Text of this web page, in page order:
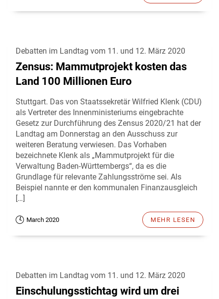
Debatten im Landtag vom 11. und 12. März 2020
Zensus: Mammutprojekt kosten das
Land 100 Millionen Euro
Stuttgart. Das von Staatssekretär Wilfried Klenk (CDU)
als Vertreter des Innenministeriums eingebrachte
Gesetz zur Durchführung des Zensus 2020/21 hat der
Landtag am Donnerstag an den Ausschuss zur
weiteren Beratung verwiesen. Das Vorhaben
bezeichnete Klenk als „Mammutprojekt für die
Verwaltung Baden-Württembergs“, da es die
Grundlage für relevante Zahlungsströme sei. Als
Beispiel nannte er den kommunalen Finanzausgleich
[…]
March 2020 MEHR LESEN
Debatten im Landtag vom 11. und 12. März 2020
Einschulungsstichtag wird um drei